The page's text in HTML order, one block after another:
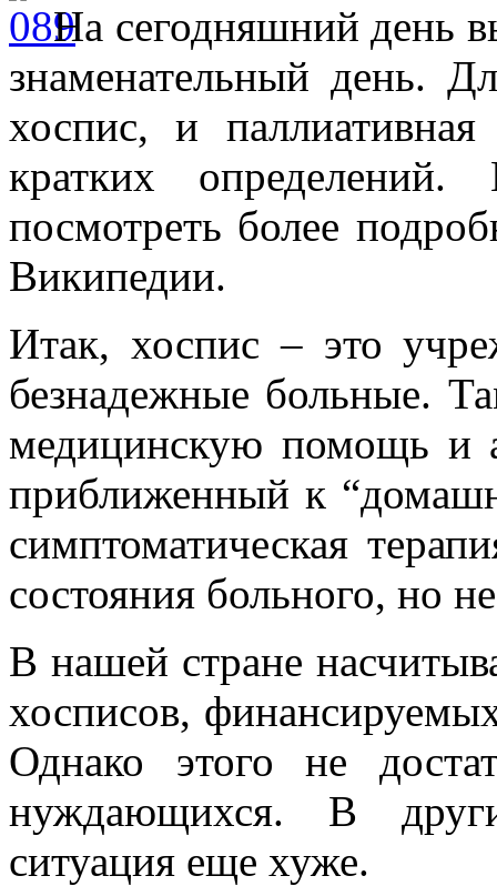
На сегодняшний день
знаменательный день.
хоспис, и
кратких
посмотреть более
Википедии.
Итак, хоспис – это
безнадежные больные.
медицинскую помощь и
приближенный к
симптоматическая
состояния больного, но
В нашей стране
хосписов,
Однако этого не
нуждающихся. В
ситуация еще хуже.